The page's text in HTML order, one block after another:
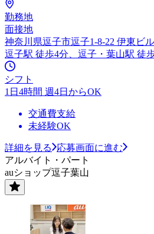
勤務地
面接地
神奈川県逗子市逗子1-8-22 伊東ビ
逗子駅 徒歩4分、逗子・葉山駅 徒
シフト
1日4時間 週4日からOK
交通費支給
未経験OK
詳細を見る
応募画面に進む
アルバイト・パート
auショップ逗子葉山